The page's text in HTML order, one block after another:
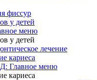
фиссур
у детей
меню
у детей
лечение
кариеса
Главное меню
кариеса